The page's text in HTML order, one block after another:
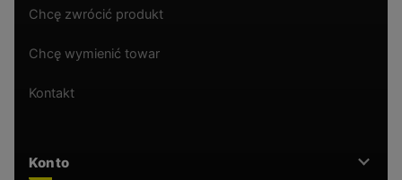
Chcę zwrócić produkt
Chcę wymienić towar
Kontakt
Konto